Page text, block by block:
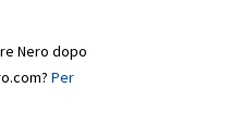
Nero dopo
Per